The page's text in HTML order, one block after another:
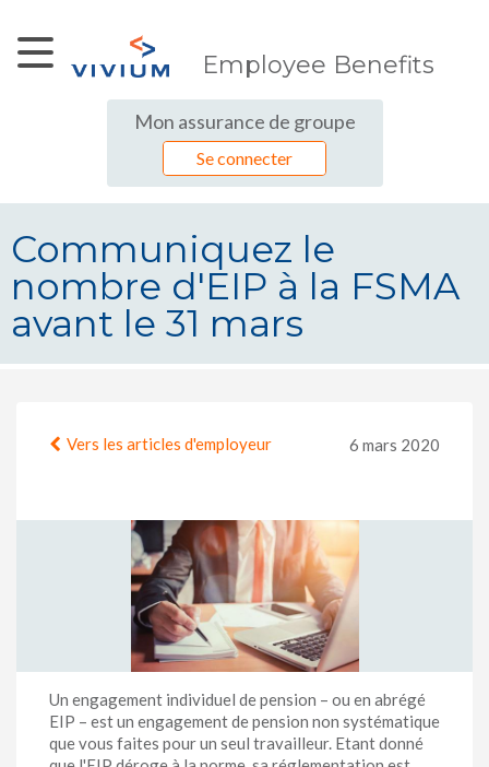
Employee Benefits
Mon assurance de groupe
Se connecter
Communiquez le
nombre d'EIP à la FSMA
avant le 31 mars
Vers les articles d'employeur 6 mars 2020
Un engagement individuel de pension – ou en abrégé
EIP – est un engagement de pension non systématique
que vous faites pour un seul travailleur. Etant donné